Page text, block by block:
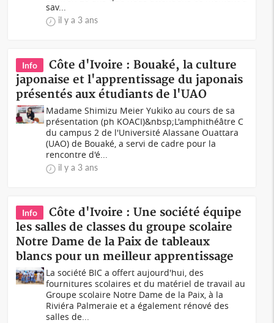
sav...
il y a 3 ans
Info
Côte d'Ivoire : Bouaké, la culture
japonaise et l'apprentissage du japonais
présentés aux étudiants de l'UAO
Madame Shimizu Meier Yukiko au cours de sa
présentation (ph KOACI)&nbsp;L'amphithéâtre C
du campus 2 de l'Université Alassane Ouattara
(UAO) de Bouaké, a servi de cadre pour la
rencontre d'é...
il y a 3 ans
Info
Côte d'Ivoire : Une société équipe
les salles de classes du groupe scolaire
Notre Dame de la Paix de tableaux
blancs pour un meilleur apprentissage
La société BIC a offert aujourd'hui, des
fournitures scolaires et du matériel de travail au
Groupe scolaire Notre Dame de la Paix, à la
Riviéra Palmeraie et a également rénové des
salles de...